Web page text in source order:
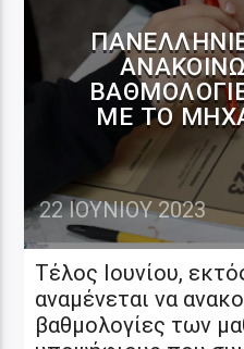
ΜΕ ΤΟ
22 ΙΟΥΝΊΟΥ 2023
Τέλος Ιουνίου,
αναμένεται να
βαθμολογίες των